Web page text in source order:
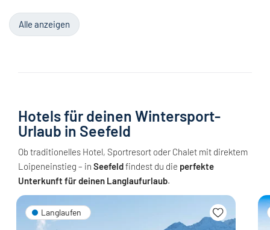
Alle anzeigen
Hotels für deinen Wintersport-
Urlaub in Seefeld
Ob traditionelles Hotel, Sportresort oder Chalet mit direktem
Loipeneinstieg – in Seefeldfindest du die perfekte
Unterkunft für deinen Langlaufurlaub.
Langlaufen